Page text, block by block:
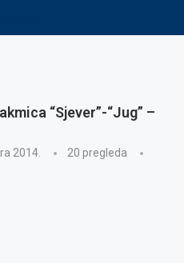
“Sjever”-“Jug” –
2014. 20 pregleda